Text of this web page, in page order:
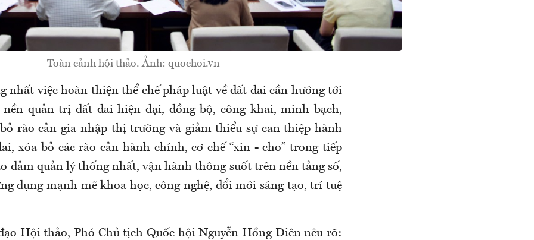
Toàn cảnh hội thảo. Ảnh: quochoi.vn
nhất việc hoàn thiện thể chế pháp luật về đất đai cần hướng tới
nền quản trị đất đai hiện đại, đồng bộ, công khai, minh bạch,
rào cản gia nhập thị trường và giảm thiểu sự can thiệp hành
xóa bỏ các rào cản hành chính, cơ chế “xin - cho” trong tiếp
đảm quản lý thống nhất, vận hành thông suốt trên nền tảng số,
dụng mạnh mẽ khoa học, công nghệ, đổi mới sáng tạo, trí tuệ
Hội thảo, Phó Chủ tịch Quốc hội Nguyễn Hồng Diên nêu rõ: